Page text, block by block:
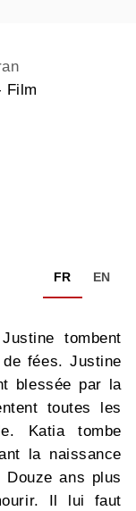
Film
FR EN
tombent
fées. Justine
blessée par la
toutes les
Katia tombe
la naissance
ans plus
Il lui faut